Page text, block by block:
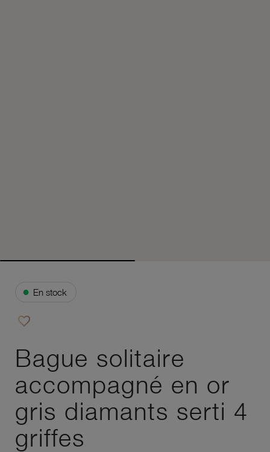
● En stock
favorite_border
Bague solitaire
accompagné en or
gris diamants serti 4
griffes